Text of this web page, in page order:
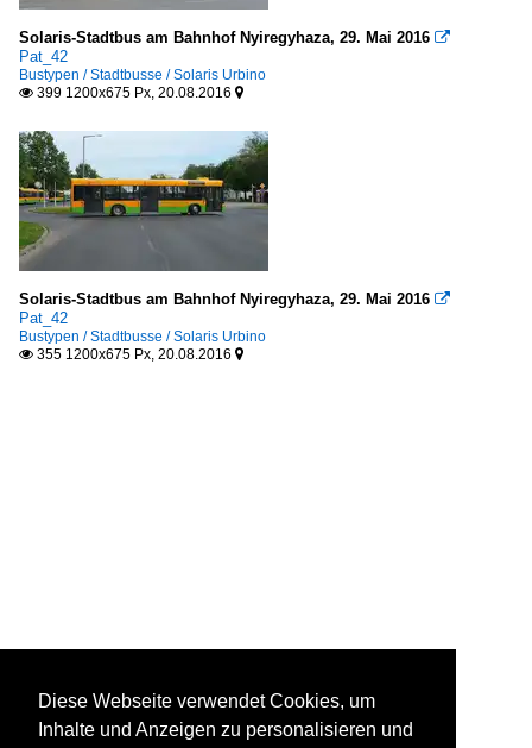
Solaris-Stadtbus am Bahnhof Nyiregyhaza, 29. ‎Mai ‎2016 
Pat_42
Bustypen / Stadtbusse / Solaris Urbino
 399 1200x675 Px, 20.08.2016 
Solaris-Stadtbus am Bahnhof Nyiregyhaza, 29. ‎Mai ‎2016 
Pat_42
Bustypen / Stadtbusse / Solaris Urbino
 355 1200x675 Px, 20.08.2016 
Diese Webseite verwendet Cookies, um
Inhalte und Anzeigen zu personalisieren und